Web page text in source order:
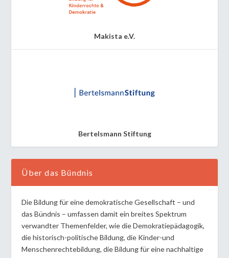
Makista e.V.
Bertelsmann Stiftung
Über das Bündnis
Die Bildung für eine demokratische Gesellschaft – und
das Bündnis – umfassen damit ein breites Spektrum
verwandter Themenfelder, wie die Demokratiepädagogik,
die historisch-politische Bildung, die Kinder-und
Menschenrechtebildung, die Bildung für eine nachhaltige